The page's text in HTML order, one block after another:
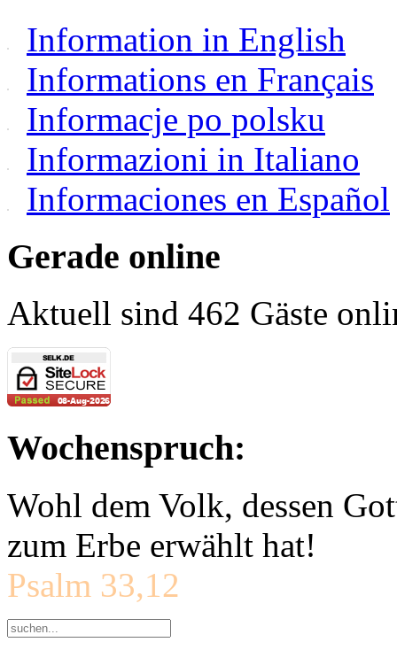
Information in English
Informations en Français
Informacje po polsku
Informazioni in Italiano
Informaciones en Español
Gerade online
Aktuell sind 462 Gäste
Wochenspruch:
Wohl dem Volk, dessen
zum Erbe erwählt hat!
Psalm 33,12